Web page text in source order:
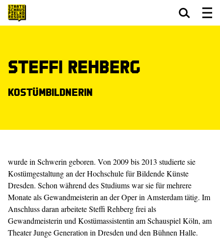
Steffi Rehberg
Kostümbildnerin
wurde in Schwerin geboren. Von 2009 bis 2013 studierte sie
Kostümgestaltung an der Hochschule für Bildende Künste
Dresden. Schon während des Studiums war sie für mehrere
Monate als Gewandmeisterin an der Oper in Amsterdam tätig. Im
Anschluss daran arbeitete Steffi Rehberg frei als
Gewandmeisterin und Kostümassistentin am Schauspiel Köln, am
Theater Junge Generation in Dresden und den Bühnen Halle.